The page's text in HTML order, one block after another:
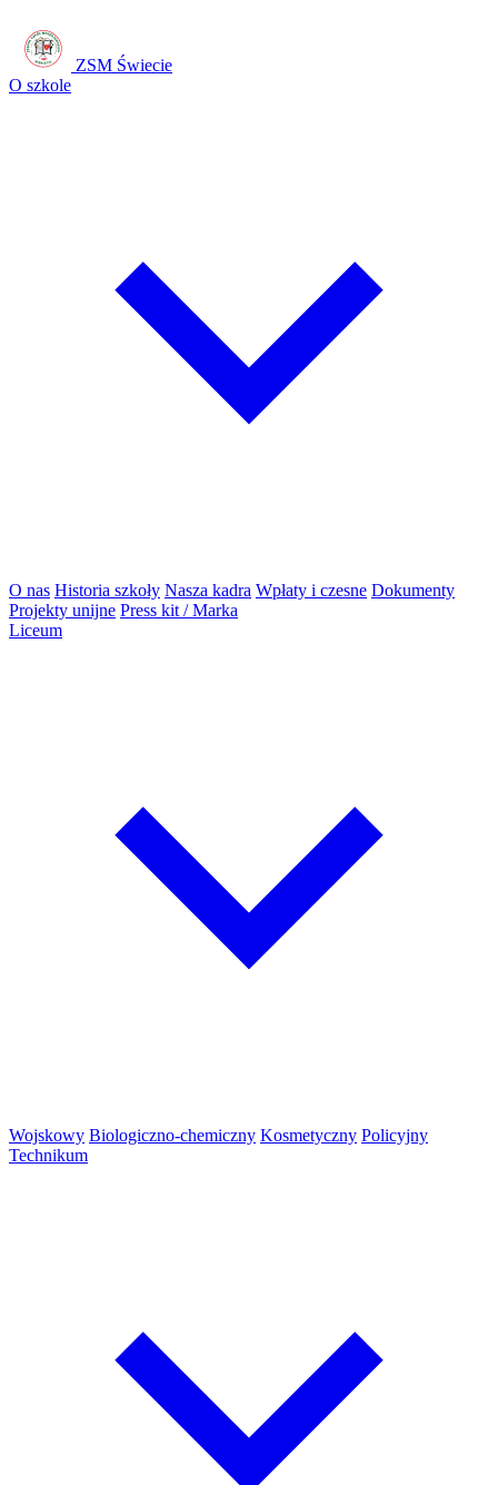
ZSM Świecie
O szkole
O nas Historia szkoły Nasza kadra Wpłaty i czesne Dokumenty
Projekty unijne Press kit / Marka
Liceum
Wojskowy Biologiczno-chemiczny Kosmetyczny Policyjny
Technikum